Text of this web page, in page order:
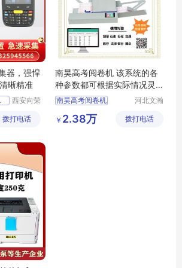
器，强悍
晰精准
买
好用的数据采集器批发价格
西安向荣
有限公司
拨打电话
南昊高考阅卷机 该系统的各
种参数都可根据实际情况灵
活设置
南昊高考阅卷机
自动阅读机
河北文瀚
技发展有
￥ 2.38万 拨打电话